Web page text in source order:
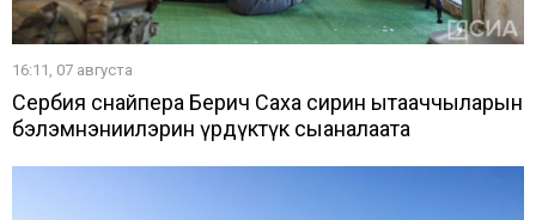
16:11, 07 августа
Сербия снайпера Берич Саха сирин ытааччыларын
бэлэмнэниилэрин үрдүктүк сыаналаата